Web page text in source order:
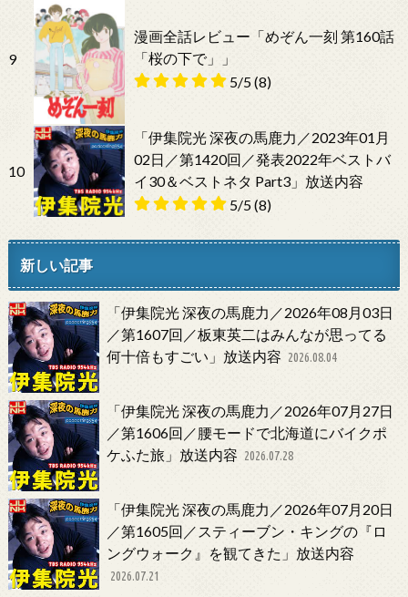
9
漫画全話レビュー「めぞん一刻 第160話
「桜の下で」」
5/5(8)
10
「伊集院光 深夜の馬鹿力／2023年01月
02日／第1420回／発表2022年ベストバ
イ30＆ベストネタ Part3」放送内容
5/5(8)
新しい記事
「伊集院光 深夜の馬鹿力／2026年08月03日
／第1607回／板東英二はみんなが思ってる
何十倍もすごい」放送内容 2026.08.04
「伊集院光 深夜の馬鹿力／2026年07月27日
／第1606回／腰モードで北海道にバイクポ
ケふた旅」放送内容 2026.07.28
「伊集院光 深夜の馬鹿力／2026年07月20日
／第1605回／スティーブン・キングの『ロ
ングウォーク』を観てきた」放送内容
2026.07.21